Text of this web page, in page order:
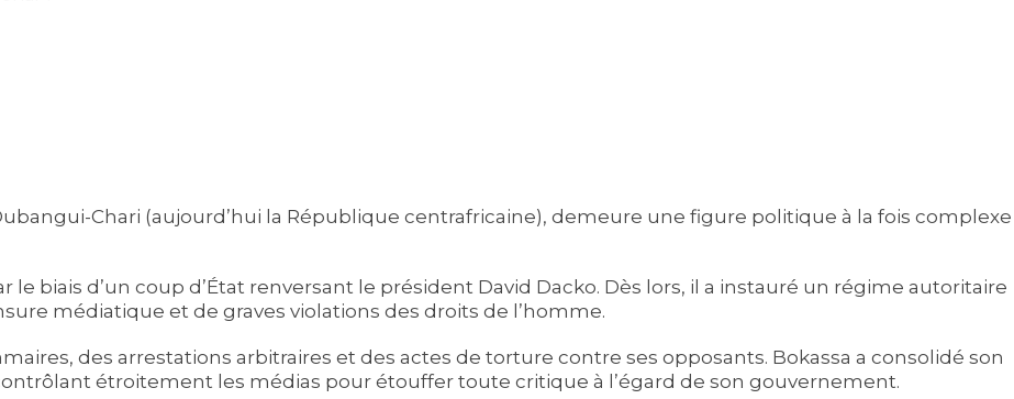
Chari (aujourd’hui la République centrafricaine), demeure une figure politique à la fois complexe
le biais d’un coup d’État renversant le président David Dacko. Dès lors, il a instauré un régime autoritaire
médiatique et de graves violations des droits de l’homme.
des arrestations arbitraires et des actes de torture contre ses opposants. Bokassa a consolidé son
étroitement les médias pour étouffer toute critique à l’égard de son gouvernement.